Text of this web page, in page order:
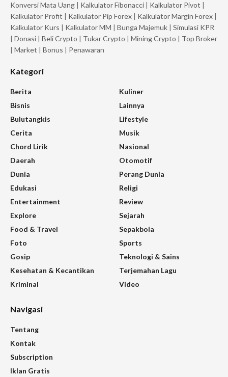
Konversi Mata Uang | Kalkulator Fibonacci | Kalkulator Pivot |
Kalkulator Profit | Kalkulator Pip Forex | Kalkulator Margin Forex |
Kalkulator Kurs | Kalkulator MM | Bunga Majemuk | Simulasi KPR
| Donasi | Beli Crypto | Tukar Crypto | Mining Crypto | Top Broker
| Market | Bonus | Penawaran
Kategori
Berita
Bisnis
Bulutangkis
Cerita
Chord Lirik
Daerah
Dunia
Edukasi
Entertainment
Explore
Food & Travel
Foto
Gosip
Kesehatan & Kecantikan
Kriminal
Kuliner
Lainnya
Lifestyle
Musik
Nasional
Otomotif
Perang Dunia
Religi
Review
Sejarah
Sepakbola
Sports
Teknologi & Sains
Terjemahan Lagu
Video
Navigasi
Tentang
Kontak
Subscription
Iklan Gratis